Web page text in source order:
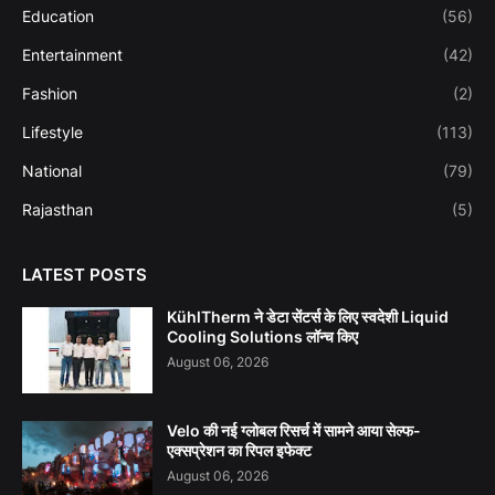
Education (56)
Entertainment (42)
Fashion (2)
Lifestyle (113)
National (79)
Rajasthan (5)
LATEST POSTS
KühlTherm ने डेटा सेंटर्स के लिए स्वदेशी Liquid
Cooling Solutions लॉन्च किए
August 06, 2026
Velo की नई ग्लोबल रिसर्च में सामने आया सेल्फ-
एक्सप्रेशन का रिपल इफेक्ट
August 06, 2026